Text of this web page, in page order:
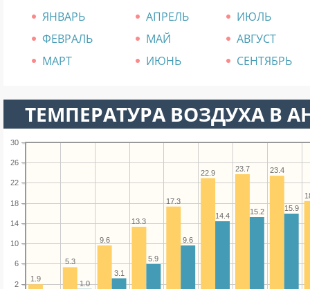
ЯНВАРЬ АПРЕЛЬ
ИЮЛЬ
ФЕВРАЛЬ
МАЙ
АВГУСТ
МАРТ
ИЮНЬ СЕНТЯБРЬ
ТЕМПЕРАТУРА ВОЗДУХА В
2
6
10
14
18
22
26
30
23.4
23.7
22.9
17.3
13.3
9.6
5.3
1.9
15.9
15.2
14.4
9.6
5.9
3.1
1.0